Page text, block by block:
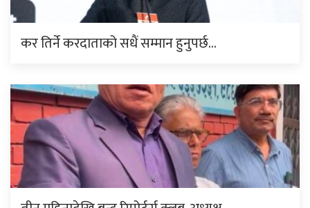
कर तिर्ने करदाताको सधैं सम्मान हुनुपर्छ…